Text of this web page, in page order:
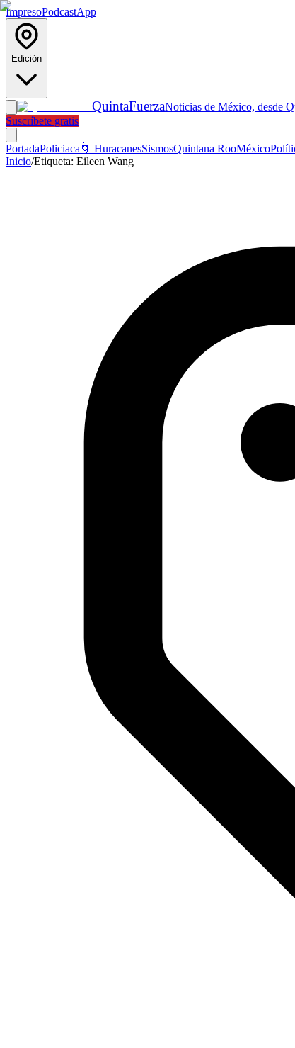
ImpresoPodcastApp
Edición
QuintaFuerzaNoticias de México, desde
Suscríbete gratis
PortadaPoliciaca 🌀 HuracanesSismosQuintana RooMéxico
Inicio/Etiqueta: Eileen Wang